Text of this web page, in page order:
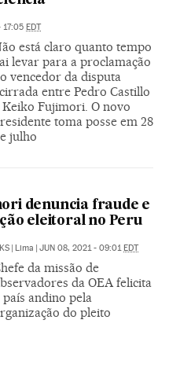
17:05 EDT
está claro quanto tempo
levar para a proclamação
vencedor da disputa
entre Pedro Castillo
Keiko Fujimori. O novo
toma posse em 28
julho
denuncia fraude e
eleitoral no Peru
| Lima | JUN 08, 2021 - 09:01EDT
da missão de
da OEA felicita
país andino pela
do pleito